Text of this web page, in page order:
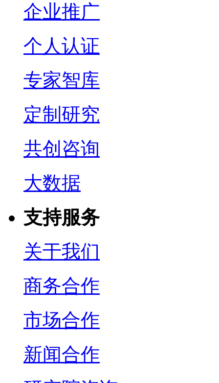
企业推广
个人认证
专家智库
定制研究
共创咨询
大数据
支持服务
关于我们
商务合作
市场合作
新闻合作